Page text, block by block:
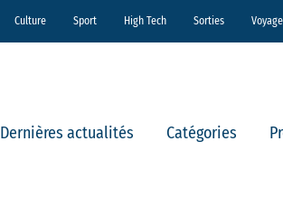
Culture Sport High Tech Sorties
Dernières actualités Catégories